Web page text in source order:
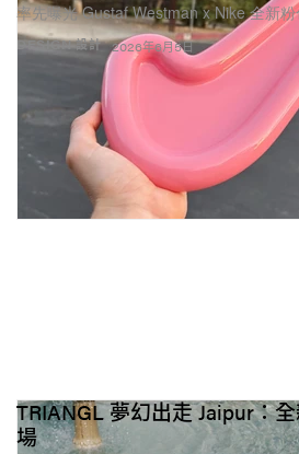
DESIGN 設計
率先曝光 Gustaf Westman x Nike 全新
2026年6月5日
TRIANGL 夢幻出走 Jaipur：
場